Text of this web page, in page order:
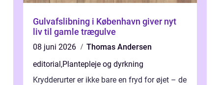
Gulvafslibning i København giver nyt
liv til gamle trægulve
08 juni 2026
Thomas Andersen
editorial,Plantepleje og dyrkning
Krydderurter er ikke bare en fryd for øjet – de